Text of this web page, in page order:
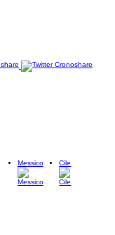
Messico Cile